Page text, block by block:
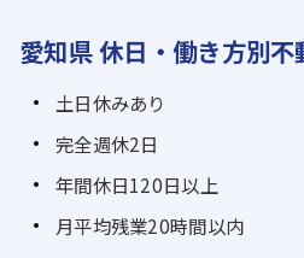
愛知県 休日・働き方別不
土日休みあり
完全週休2日
年間休日120日以上
月平均残業20時間以内